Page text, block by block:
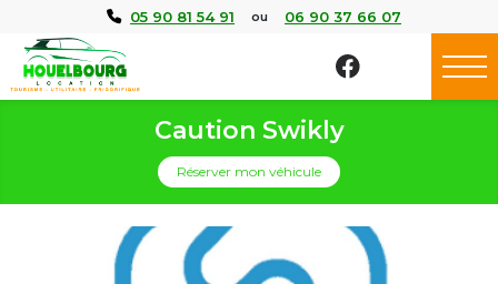
05 90 81 54 91 ou 06 90 37 66 07
Caution Swikly
Réserver mon véhicule
Panneau de gestion des cookies